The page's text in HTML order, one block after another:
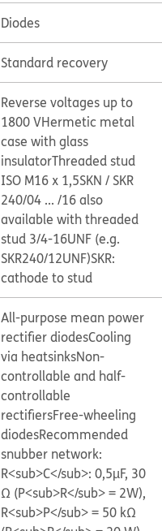
Diodes
Standard recovery
Reverse voltages up to
1800 VHermetic metal
case with glass
insulatorThreaded stud
ISO M16 x 1,5SKN / SKR
240/04 ... /16 also
available with threaded
stud 3/4-16UNF (e.g.
SKR240/12UNF)SKR:
cathode to stud
All-purpose mean power
rectifier diodesCooling
via heatsinksNon-
controllable and half-
controllable
rectifiersFree-wheeling
diodesRecommended
snubber network:
R<sub>C</sub>: 0,5µF, 30
Ω (P<sub>R</sub> = 2W),
R<sub>P</sub> = 50 kΩ